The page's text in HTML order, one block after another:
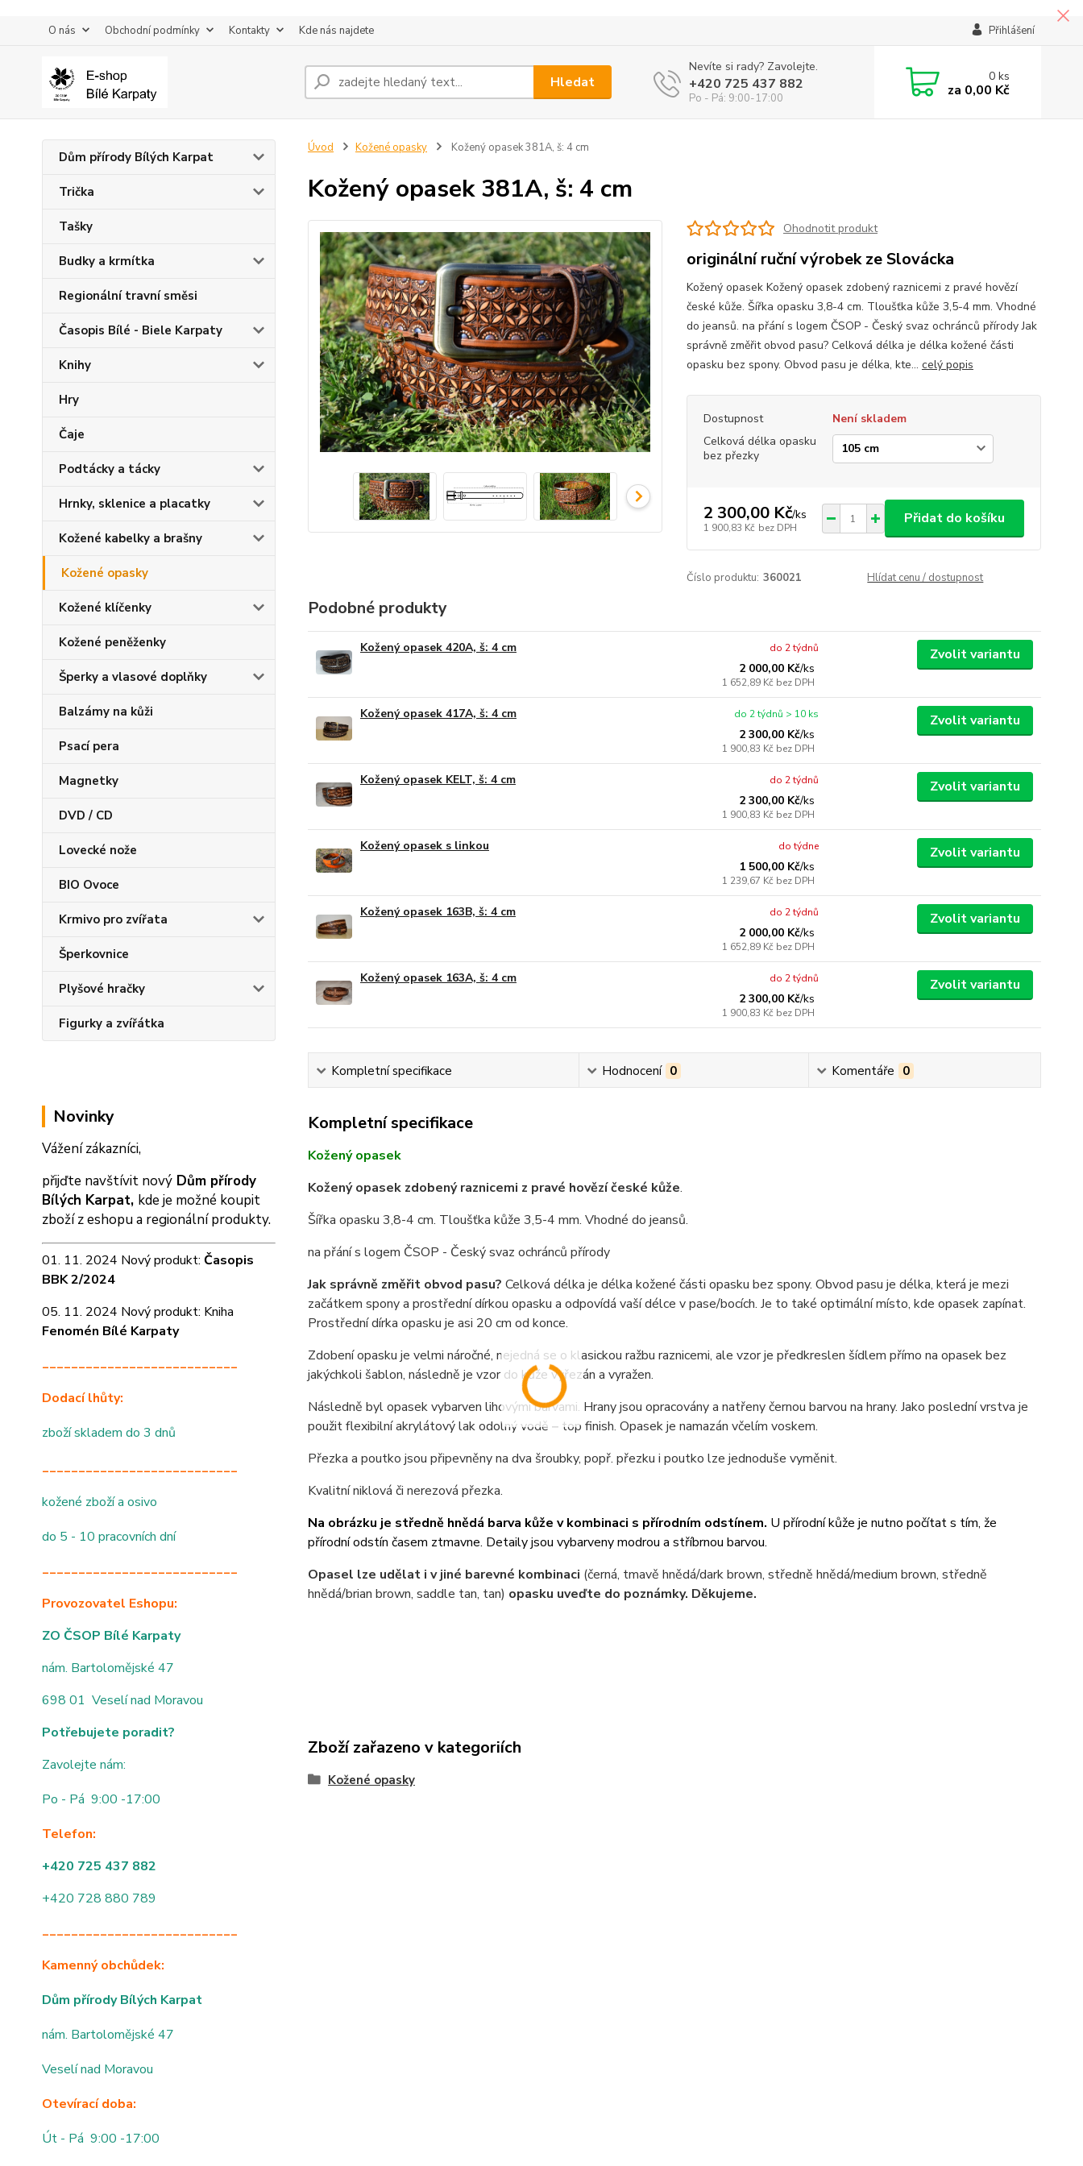
O nás Obchodní podmínky Kontakty Kde nás najdete Přihlášení
Hledat
Nevíte si rady? Zavolejte.
+420 725 437 882
Po - Pá: 9:00-17:00
0ks
za 0,00 Kč
Dům přírody Bílých Karpat
Trička
Tašky
Budky a krmítka
Regionální travní směsi
Časopis Bílé - Biele Karpaty
Knihy
Hry
Čaje
Podtácky a tácky
Hrnky, sklenice a placatky
Kožené kabelky a brašny
Kožené opasky
Kožené klíčenky
Kožené peněženky
Šperky a vlasové doplňky
Balzámy na kůži
Psací pera
Magnetky
DVD / CD
Lovecké nože
BIO Ovoce
Krmivo pro zvířata
Šperkovnice
Plyšové hračky
Figurky a zvířátka
Novinky
Vážení zákazníci,
přijďte navštívit nový Dům přírody
Bílých Karpat, kde je možné koupit
zboží z eshopu a regionální produkty.
01. 11. 2024 Nový produkt: Časopis
BBK 2/2024
05. 11. 2024 Nový produkt: Kniha
Fenomén Bílé Karpaty
___________________________
Dodací lhůty:
zboží skladem do 3 dnů
___________________________
kožené zboží a osivo
do 5 - 10 pracovních dní
___________________________
Provozovatel Eshopu:
ZO ČSOP Bílé Karpaty
nám. Bartolomějské 47
698 01 Veselí nad Moravou
Potřebujete poradit?
Zavolejte nám:
Po - Pá 9:00 -17:00
Telefon:
+420 725 437 882
+420 728 880 789
___________________________
Kamenný obchůdek:
Dům přírody Bílých Karpat
nám. Bartolomějské 47
Veselí nad Moravou
Otevírací doba:
Út - Pá 9:00 -17:00
Úvod Kožené opasky Kožený opasek 381A, š: 4 cm
Kožený opasek 381A, š: 4 cm
Ohodnotit produkt
originální ruční výrobek ze Slovácka
Kožený opasek Kožený opasek zdobený raznicemi z pravé hovězí
české kůže. Šířka opasku 3,8-4 cm. Tloušťka kůže 3,5-4 mm. Vhodné
do jeansů. na přání s logem ČSOP - Český svaz ochránců přírody Jak
správně změřit obvod pasu? Celková délka je délka kožené části
opasku bez spony. Obvod pasu je délka, kte... celý popis
Dostupnost
Není skladem
Celková délka opasku
bez přezky
2 300,00 Kč/ks
1 900,83 Kč bez DPH
Přidat do košíku
Číslo produktu: 360021 Hlídat cenu / dostupnost
Podobné produkty
Kožený opasek 420A, š: 4 cm
2 000,00 Kč/ks
1 652,89 Kč bez DPH
do 2 týdnů Zvolit variantu
Kožený opasek 417A, š: 4 cm
2 300,00 Kč/ks
1 900,83 Kč bez DPH
do 2 týdnů > 10 ks Zvolit variantu
Kožený opasek KELT, š: 4 cm
2 300,00 Kč/ks
1 900,83 Kč bez DPH
do 2 týdnů Zvolit variantu
Kožený opasek s linkou
1 500,00 Kč/ks
1 239,67 Kč bez DPH
do týdne Zvolit variantu
Kožený opasek 163B, š: 4 cm
2 000,00 Kč/ks
1 652,89 Kč bez DPH
do 2 týdnů Zvolit variantu
Kožený opasek 163A, š: 4 cm
2 300,00 Kč/ks
1 900,83 Kč bez DPH
do 2 týdnů Zvolit variantu
Kompletní specifikace Hodnocení 0 Komentáře 0
Kompletní specifikace
Kožený opasek
Kožený opasek zdobený raznicemi z pravé hovězí české kůže.
Šířka opasku 3,8-4 cm. Tloušťka kůže 3,5-4 mm. Vhodné do jeansů.
na přání s logem ČSOP - Český svaz ochránců přírody
Jak správně změřit obvod pasu? Celková délka je délka kožené části opasku bez spony. Obvod pasu je délka, která je mezi
začátkem spony a prostřední dírkou opasku a odpovídá vaší délce v pase/bocích. Je to také optimální místo, kde opasek zapínat.
Prostřední dírka opasku je asi 20 cm od konce.
Zdobení opasku je velmi náročné, nejedná se o klasickou ražbu raznicemi, ale vzor je předkreslen šídlem přímo na opasek bez
jakýchkoli šablon, následně je vzor do kůže vyřezán a vyražen.
Následně byl opasek vybarven lihovými barvami. Hrany jsou opracovány a natřeny černou barvou na hrany. Jako poslední vrstva je
použit flexibilní akrylátový lak odolný vodě – top finish. Opasek je namazán včelím voskem.
Přezka a poutko jsou připevněny na dva šroubky, popř. přezku i poutko lze jednoduše vyměnit.
Kvalitní niklová či nerezová přezka.
Na obrázku je středně hnědá barva kůže v kombinaci s přírodním odstínem. U přírodní kůže je nutno počítat s tím, že
přírodní odstín časem ztmavne. Detaily jsou vybarveny modrou a stříbrnou barvou.
Opasel lze udělat i v jiné barevné kombinaci (černá, tmavě hnědá/dark brown, středně hnědá/medium brown, středně
hnědá/brian brown, saddle tan, tan) opasku uveďte do poznámky. Děkujeme.
Zboží zařazeno v kategoriích
Kožené opasky